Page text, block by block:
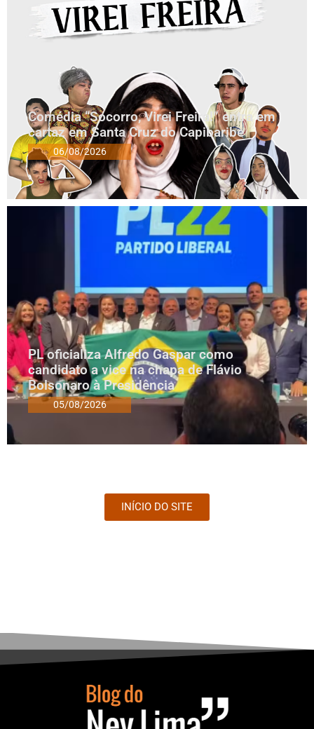
Comédia “Socorro, Virei Freira!” entra em
cartaz em Santa Cruz do Capibaribe
06/08/2026
PL oficializa Alfredo Gaspar como
candidato a vice na chapa de Flávio
Bolsonaro à Presidência
05/08/2026
INÍCIO DO SITE